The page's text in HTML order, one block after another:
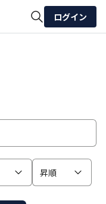
ログイン
昇順